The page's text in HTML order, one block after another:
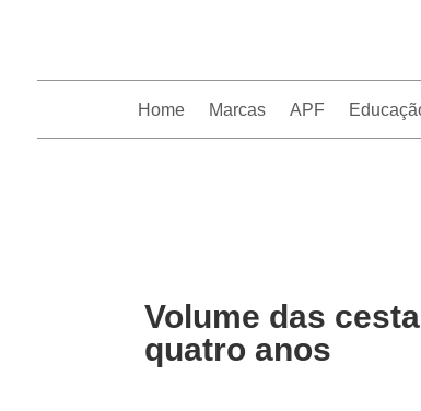
Home Marcas APF
Volume das
quatro anos